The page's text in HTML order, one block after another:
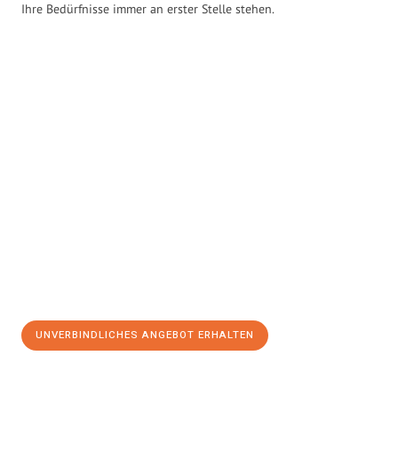
Ihre Bedürfnisse immer an erster Stelle stehen.
UNVERBINDLICHES ANGEBOT ERHALTEN